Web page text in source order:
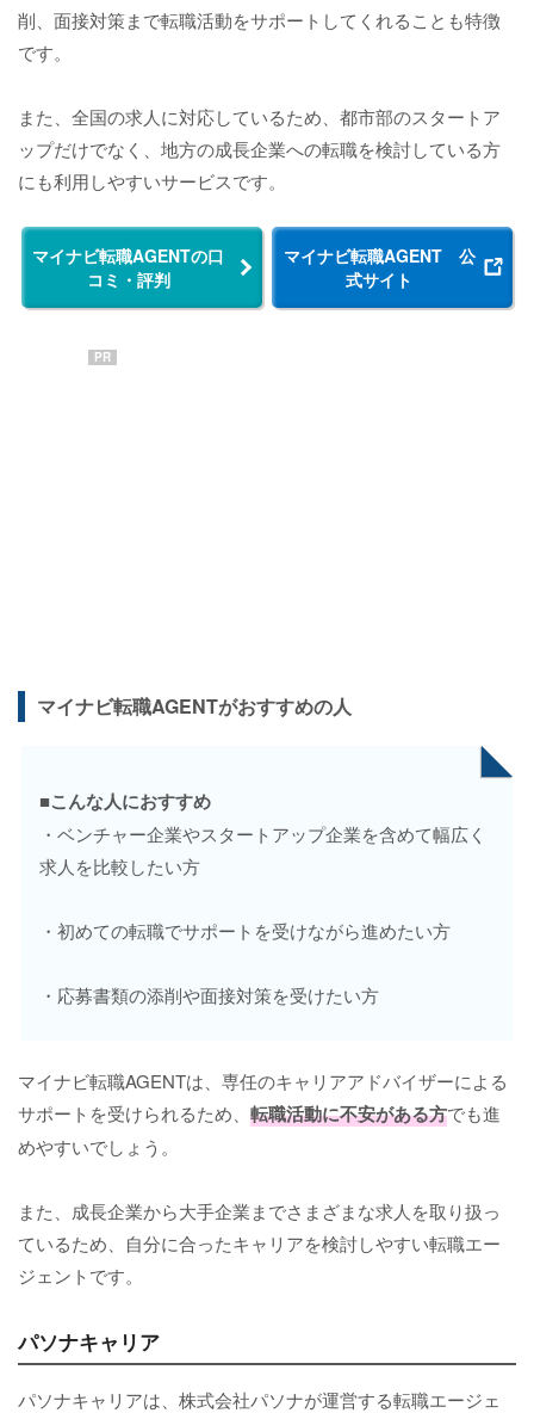
削、面接対策まで転職活動をサポートしてくれることも特徴
です。
また、全国の求人に対応しているため、都市部のスタートア
ップだけでなく、地方の成長企業への転職を検討している方
にも利用しやすいサービスです。
マイナビ転職AGENTの口
コミ・評判
マイナビ転職AGENT 公
式サイト
PR
マイナビ転職AGENTがおすすめの人
■こんな人におすすめ
・ベンチャー企業やスタートアップ企業を含めて幅広く
求人を比較したい方
・初めての転職でサポートを受けながら進めたい方
・応募書類の添削や面接対策を受けたい方
マイナビ転職AGENTは、専任のキャリアアドバイザーによる
サポートを受けられるため、 転職活動に不安がある方でも進
めやすいでしょう。
また、成長企業から大手企業までさまざまな求人を取り扱っ
ているため、自分に合ったキャリアを検討しやすい転職エー
ジェントです。
パソナキャリア
パソナキャリアは、株式会社パソナが運営する転職エージェ